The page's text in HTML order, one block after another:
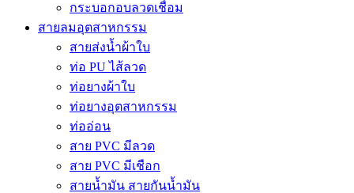
กระบอกอบลวดเชื่อม
สายลมอุตสาหกรรม
สายส่งน้ำผ้าใบ
ท่อ PU ไส้ลวด
ท่อยางผ้าใบ
ท่อยางอุตสาหกรรม
ท่ออ่อน
สาย PVC มีลวด
สาย PVC มีเชือก
สายน้ำมัน สายกันน้ำมัน